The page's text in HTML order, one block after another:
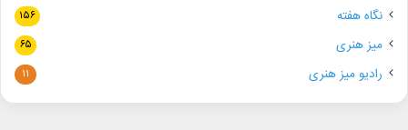
نگاه هفته ۱۵۶
میز هنری ۶۵
رادیو میز هنری ۱۱